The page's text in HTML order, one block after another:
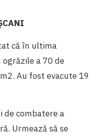
că în ultima
a 70 de
Au fost evacute 19
de combatere a
Urmează să se